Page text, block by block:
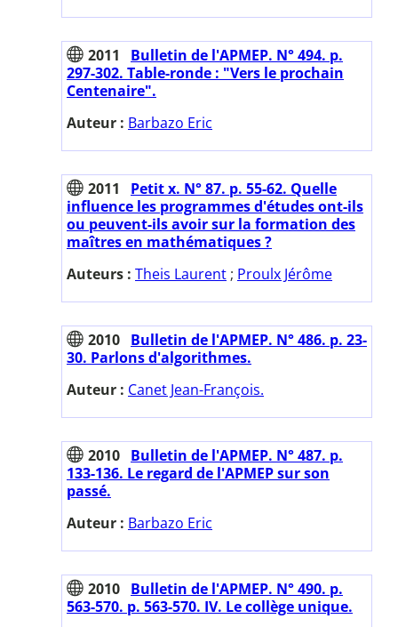
2011
Bulletin de l'APMEP. N° 494. p.
297-302. Table-ronde : "Vers le prochain
Centenaire".
Auteur : Barbazo Eric
2011
Petit x. N° 87. p. 55-62. Quelle
influence les programmes d'études ont-ils
ou peuvent-ils avoir sur la formation des
maîtres en mathématiques ?
Auteurs : Theis Laurent ; Proulx Jérôme
2010 Bulletin de l'APMEP. N° 486. p. 23-
30. Parlons d'algorithmes.
Auteur : Canet Jean-François.
2010 Bulletin de l'APMEP. N° 487. p.
133-136. Le regard de l'APMEP sur son
passé.
Auteur : Barbazo Eric
2010 Bulletin de l'APMEP. N° 490. p.
563-570. p. 563-570. IV. Le collège unique.